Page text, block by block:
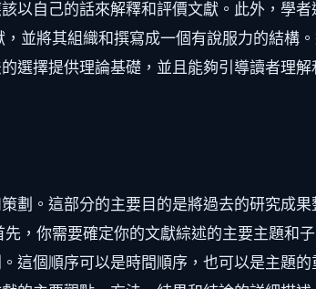
以自己的話來解釋和評價文獻。此外，學
並將其組織和撰寫成一個有說服力的結構
選擇提供理論基礎，並且能夠引導讀者理解
劃。這部分的主要目的是將過去的研究成
，你需要確定你的文獻綜述的主要主題和
這個順序可以是時間順序，也可以是主題